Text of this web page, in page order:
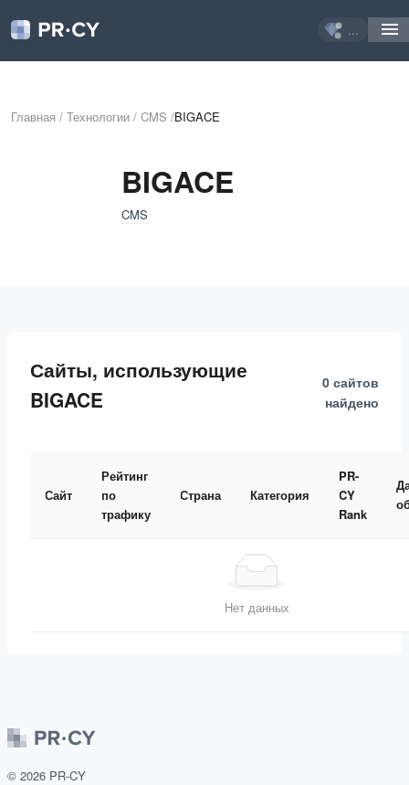
...
Главная / Технологии / CMS /BIGACE
BIGACE
CMS
Сайты, использующие
BIGACE
0 сайтов
найдено
Сайт
Рейтинг
по
трафику
Страна Категория
PR-
CY
Rank
Нет данных
© 2026 PR-CY